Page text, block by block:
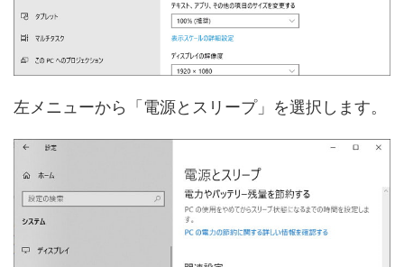
左メニューから「電源とスリープ」を選択します。